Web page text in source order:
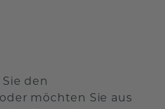
den
möchten Sie aus